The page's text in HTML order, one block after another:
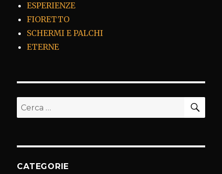
ESPERIENZE
FIORETTO
SCHERMI E PALCHI
ETERNE
Cerca:
CATEGORIE